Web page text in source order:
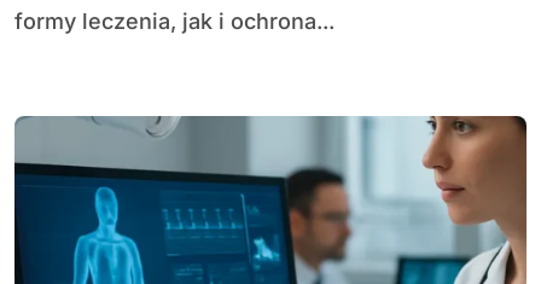
formy leczenia, jak i ochrona...